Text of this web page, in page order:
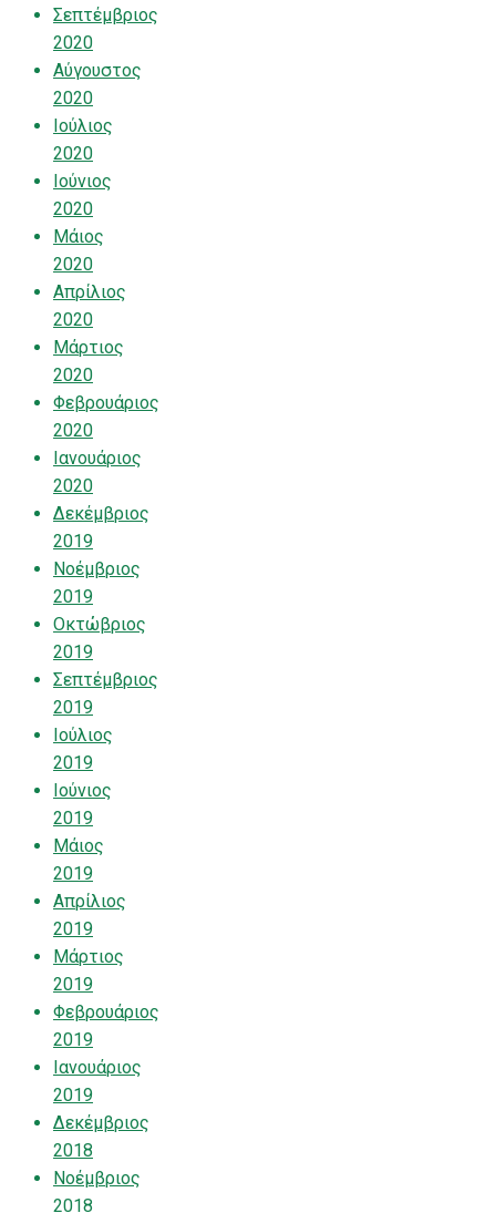
Σεπτέμβριος
2020
Αύγουστος
2020
Ιούλιος
2020
Ιούνιος
2020
Μάιος
2020
Απρίλιος
2020
Μάρτιος
2020
Φεβρουάριος
2020
Ιανουάριος
2020
Δεκέμβριος
2019
Νοέμβριος
2019
Οκτώβριος
2019
Σεπτέμβριος
2019
Ιούλιος
2019
Ιούνιος
2019
Μάιος
2019
Απρίλιος
2019
Μάρτιος
2019
Φεβρουάριος
2019
Ιανουάριος
2019
Δεκέμβριος
2018
Νοέμβριος
2018